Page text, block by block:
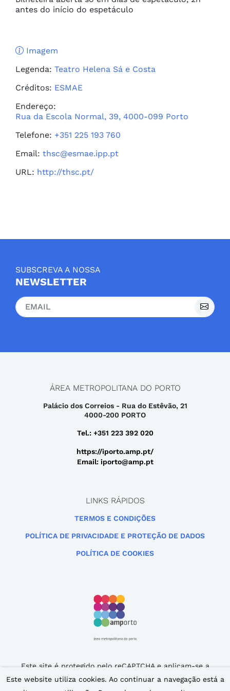
antes do início do espetáculo
Imagem
Legenda: Teatro Helena Sá e Costa
Créditos: ESMAE
Endereço:
Rua da Escola Normal, 39, 4000-099 Porto
Telefone: +351 225 193 760
Email: thsc@esmae.ipp.pt
URL: http://thsc.pt/
SUBSCREVA A NOSSA
NEWSLETTER
ÁREA METROPOLITANA DO PORTO
Palácio dos Correios - Rua do Estêvão, 21
4000-200 PORTO
Tel.: +351 223 392 020
https://iporto.amp.pt/
Email: iporto@amp.pt
LINKS RÁPIDOS
TERMOS E CONDIÇÕES
POLÍTICA DE PRIVACIDADE E PROTEÇÃO DE DADOS
POLÍTICA DE COOKIES
Este site é protegido pelo reCAPTCHA e aplicam-se a
Política de Privacidade
e os Termos de Serviço da
Google.
Este website utiliza cookies. Ao continuar a navegação está a